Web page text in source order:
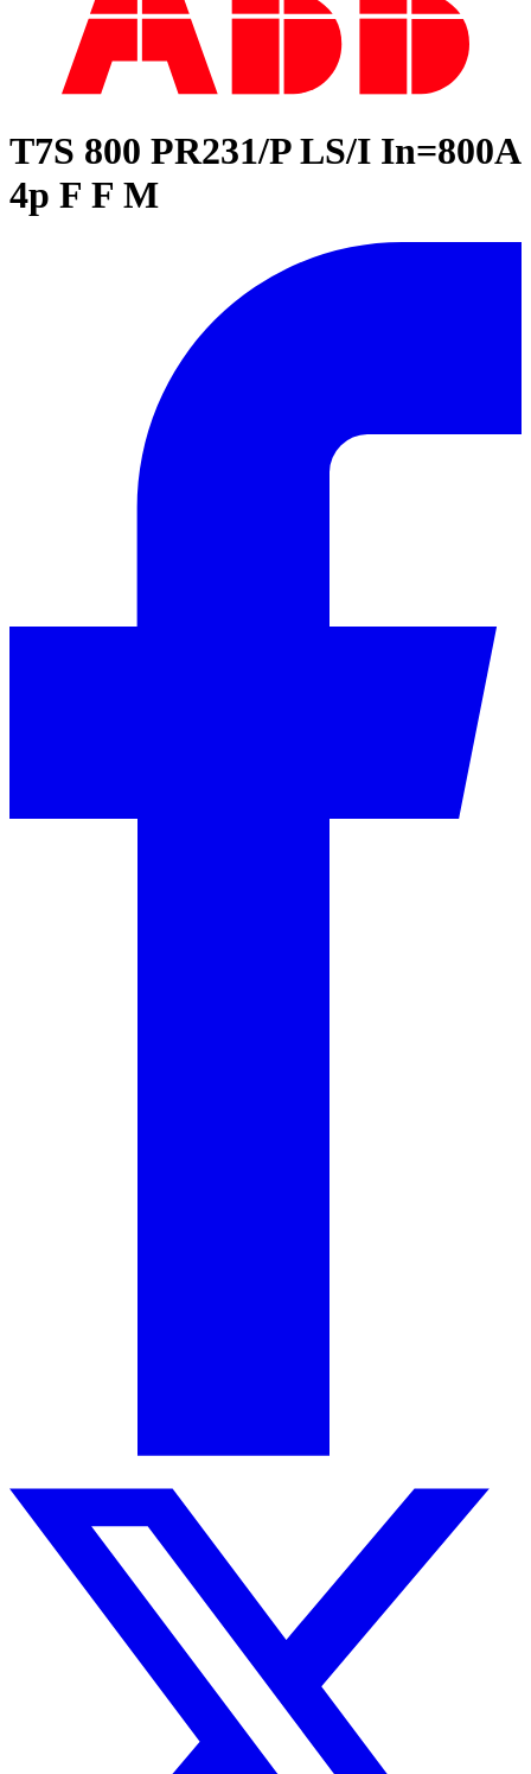
T7S 800 PR231/P LS/I In=800A
4p F F M